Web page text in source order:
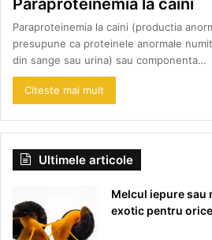
Paraproteinemia la caini (productia
presupune ca proteinele anormale
din sange sau urina) sau componenta…
Citeste mai mult
Ultimele articole
Melcul iepure sau
exotic pentru